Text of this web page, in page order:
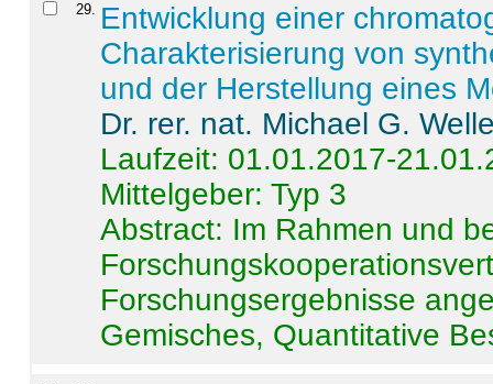
29. Entwicklung einer
Charakterisierung von
und der Herstellung eines
Dr. rer. nat. Michael G.
Laufzeit: 01.01.2017-
Mittelgeber: Typ 3
Abstract: Im Rahmen und
Forschungsergebnisse
Gemisches, Quantitative